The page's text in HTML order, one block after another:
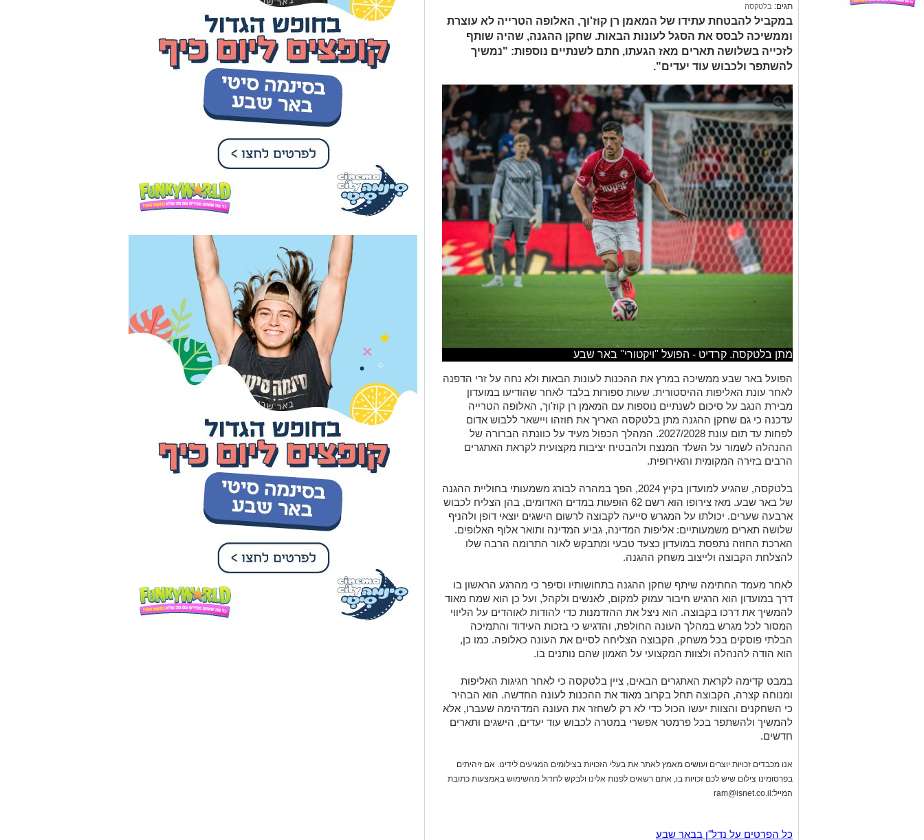
תגים: בלטקסה
במקביל להבטחת עתידו של המאמן רן קוז'וך, האלופה הטרייה לא עוצרת
וממשיכה לבסס את הסגל לעונות הבאות. שחקן ההגנה, שהיה שותף
לזכייה בשלושה תארים מאז הגעתו, חתם לשנתיים נוספות: "נמשיך
להשתפר ולכבוש עוד יעדים".
מתן בלטקסה. קרדיט - הפועל "ויקטורי'' באר שבע
הפועל באר שבע ממשיכה במרץ את ההכנות לעונות הבאות ולא נחה על זרי הדפנה
לאחר עונת האליפות ההיסטורית. שעות ספורות בלבד לאחר שהודיעו במועדון
מבירת הנגב על סיכום לשנתיים נוספות עם המאמן רן קוז'וך, האלופה הטרייה
עדכנה כי גם שחקן ההגנה מתן בלטקסה האריך את חוזהו ויישאר ללבוש אדום
לפחות עד תום עונת 2027/2028. המהלך הכפול מעיד על כוונתה הברורה של
ההנהלה לשמור על השלד המנצח ולהבטיח יציבות מקצועית לקראת האתגרים
הרבים בזירה המקומית והאירופית.
בלטקסה, שהגיע למועדון בקיץ 2024, הפך במהרה לבורג משמעותי בחוליית ההגנה
של באר שבע. מאז צירופו הוא רשם 62 הופעות במדים האדומים, בהן הצליח לכבוש
ארבעה שערים. יכולתו על המגרש סייעה לקבוצה לרשום הישגים יוצאי דופן ולהניף
שלושה תארים משמעותיים: אליפות המדינה, גביע המדינה ותואר אלוף האלופים.
הארכת החוזה נתפסת במועדון כצעד טבעי ומתבקש לאור התרומה הרבה שלו
להצלחת הקבוצה ולייצוב משחק ההגנה.
לאחר מעמד החתימה שיתף שחקן ההגנה בתחושותיו וסיפר כי מהרגע הראשון בו
דרך במועדון הוא הרגיש חיבור עמוק למקום, לאנשים ולקהל, ועל כן הוא שמח מאוד
להמשיך את דרכו בקבוצה. הוא ניצל את ההזדמנות כדי להודות לאוהדים על הליווי
המסור לכל מגרש במהלך העונה החולפת, והדגיש כי בזכות העידוד והתמיכה
הבלתי פוסקים בכל משחק, הקבוצה הצליחה לסיים את העונה כאלופה. כמו כן,
הוא הודה להנהלה ולצוות המקצועי על האמון שהם נותנים בו.
במבט קדימה לקראת האתגרים הבאים, ציין בלטקסה כי לאחר חגיגות האליפות
ומנוחה קצרה, הקבוצה תחל בקרוב מאוד את ההכנות לעונה החדשה. הוא הבהיר
כי השחקנים והצוות יעשו הכול כדי לא רק לשחזר את העונה המדהימה שעברו, אלא
להמשיך ולהשתפר בכל פרמטר אפשרי במטרה לכבוש עוד יעדים, הישגים ותארים
חדשים.
אנו מכבדים זכויות יוצרים ועושים מאמץ לאתר את בעלי הזכויות בצילומים המגיעים לידינו. אם זיהיתים
בפרסומינו צילום שיש לכם זכויות בו, אתם רשאים לפנות אלינו ולבקש לחדול מהשימוש באמצעות כתובת
המייל:ram@isnet.co.il
כל הפרטים על נדל"ן בבאר שבע